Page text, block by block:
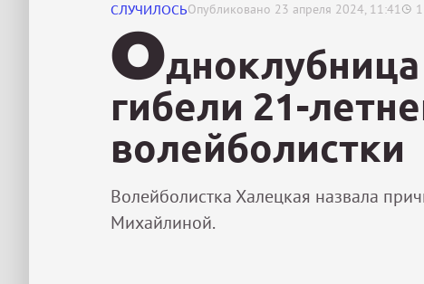
СЛУЧИЛОСЬОпубликовано 23 апреля 2024, 11:41 1
О
гибели 21-
волейболистки
Волейболистка Халецкая назвала
Михайлиной.